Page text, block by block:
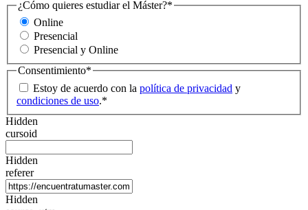
¿Cómo quieres estudiar el Máster?*
Online
Presencial
Presencial y Online
Consentimiento*
Estoy de acuerdo con la política de privacidad y
condiciones de uso.*
Hidden
cursoid
Hidden
referer
Hidden